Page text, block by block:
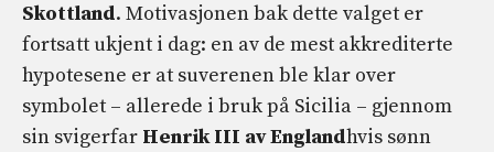
Skottland. Motivasjonen bak dette valget er
fortsatt ukjent i dag: en av de mest akkrediterte
hypotesene er at suverenen ble klar over
symbolet – allerede i bruk på Sicilia – gjennom
sin svigerfar Henrik III av Englandhvis sønn